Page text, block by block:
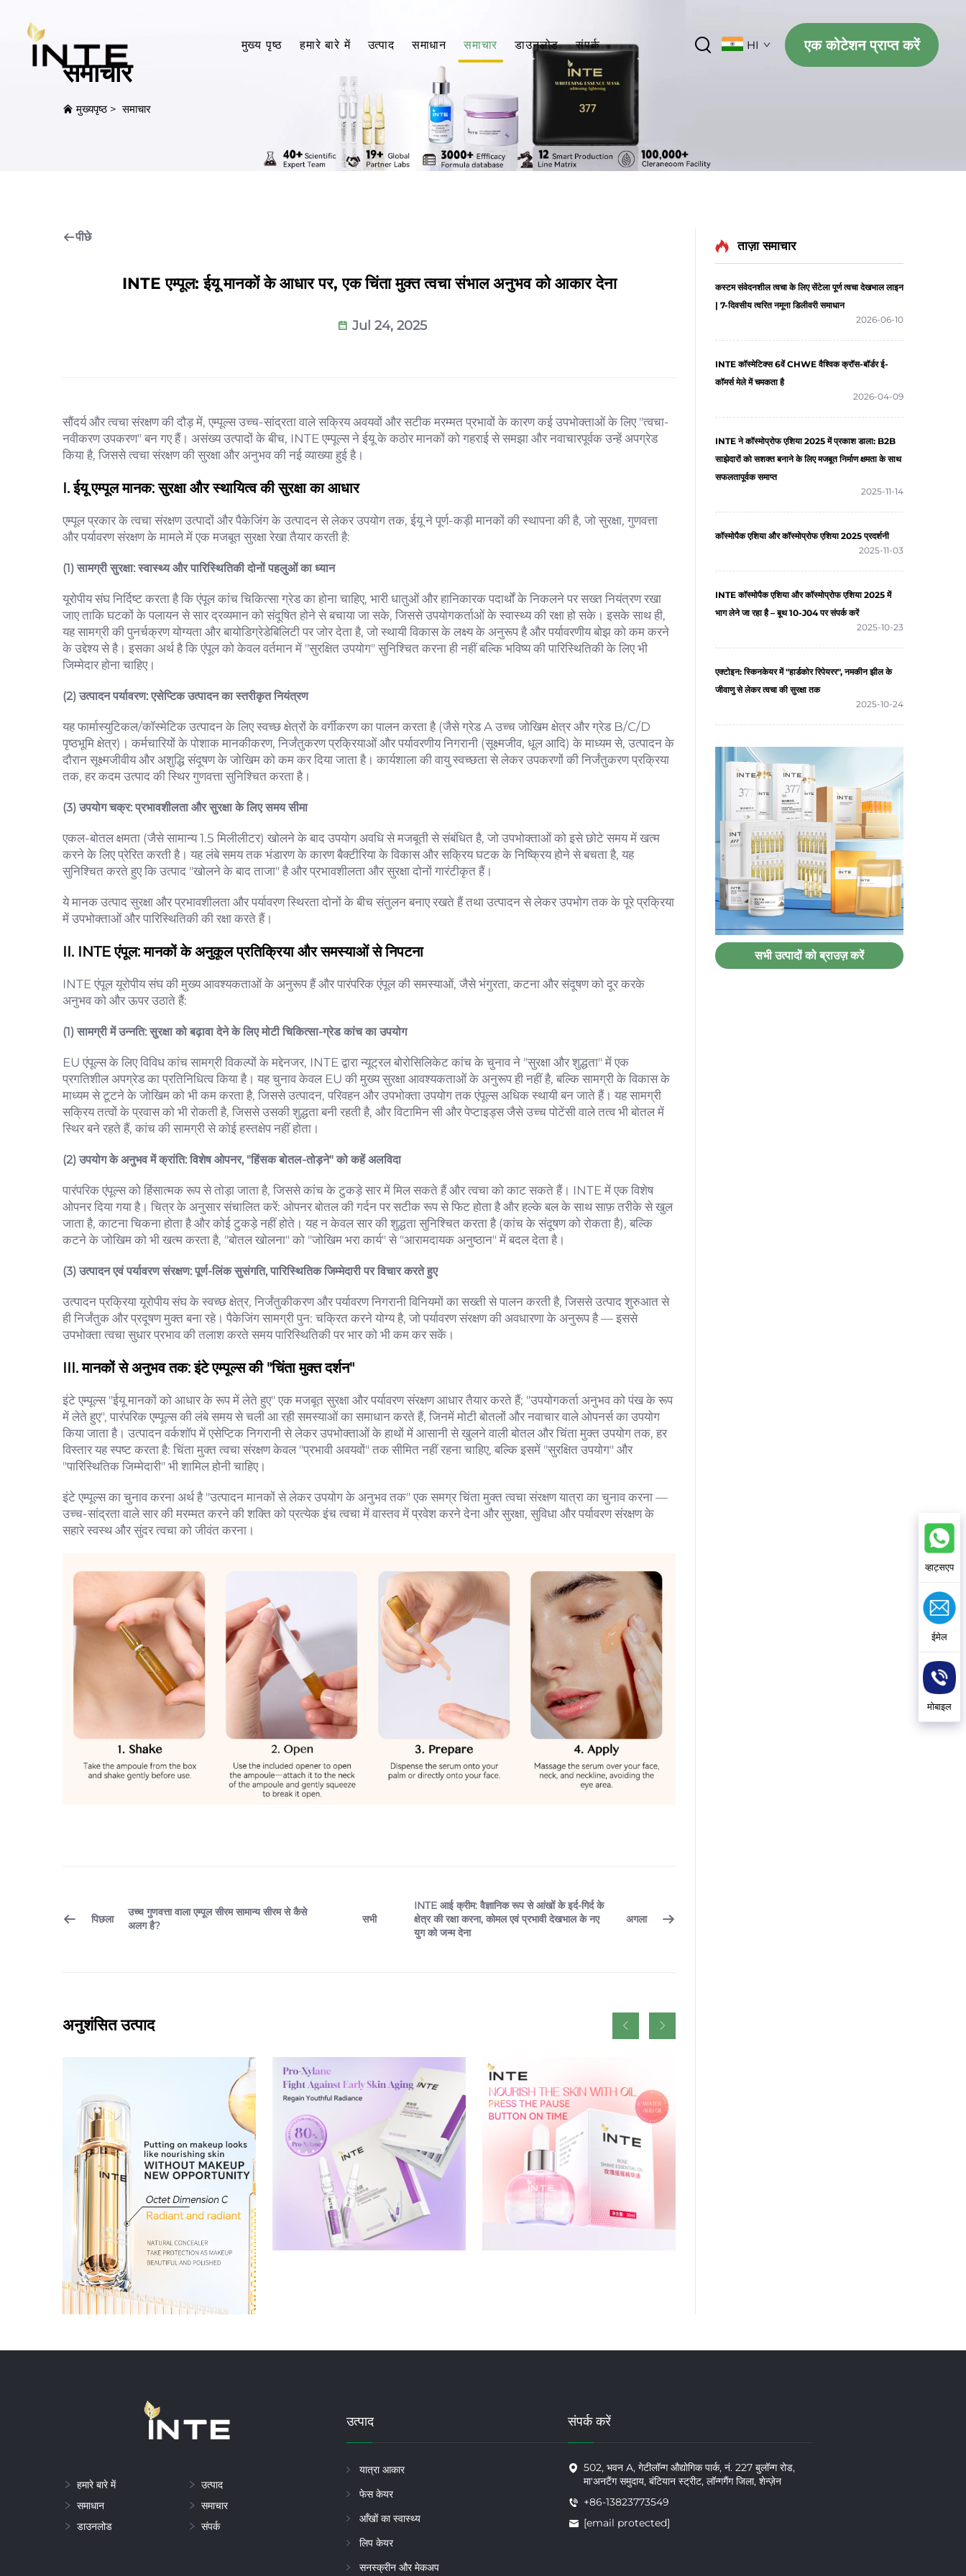
मुख्य पृष्ठ हमारे बारे में उत्पाद समाधान समाचार डाउनलोड संपर्क HI एक कोटेशन प्राप्त करें
समाचार
मुख्यपृष्ठ>समाचार
पीछे
INTE एम्पूल: ईयू मानकों के आधार पर, एक चिंता मुक्त त्वचा संभाल अनुभव को आकार देना
Jul 24, 2025
सौंदर्य और त्वचा संरक्षण की दौड़ में, एम्पूल्स उच्च-सांद्रता वाले सक्रिय अवयवों और सटीक मरम्मत प्रभावों के कारण कई उपभोक्ताओं के लिए "त्वचा-
नवीकरण उपकरण" बन गए हैं। असंख्य उत्पादों के बीच, INTE एम्पूल्स ने ईयू के कठोर मानकों को गहराई से समझा और नवाचारपूर्वक उन्हें अपग्रेड
किया है, जिससे त्वचा संरक्षण की सुरक्षा और अनुभव की नई व्याख्या हुई है।
I. ईयू एम्पूल मानक: सुरक्षा और स्थायित्व की सुरक्षा का आधार
एम्पूल प्रकार के त्वचा संरक्षण उत्पादों और पैकेजिंग के उत्पादन से लेकर उपयोग तक, ईयू ने पूर्ण-कड़ी मानकों की स्थापना की है, जो सुरक्षा, गुणवत्ता
और पर्यावरण संरक्षण के मामले में एक मजबूत सुरक्षा रेखा तैयार करती है:
(1) सामग्री सुरक्षा: स्वास्थ्य और पारिस्थितिकी दोनों पहलुओं का ध्यान
यूरोपीय संघ निर्दिष्ट करता है कि एंपूल कांच चिकित्सा ग्रेड का होना चाहिए, भारी धातुओं और हानिकारक पदार्थों के निकलने पर सख्त नियंत्रण रखा
जाए ताकि घटकों के पलायन से सार द्रव्यमान को संदूषित होने से बचाया जा सके, जिससे उपयोगकर्ताओं के स्वास्थ्य की रक्षा हो सके। इसके साथ ही,
यह सामग्री की पुनर्चक्रण योग्यता और बायोडिग्रेडेबिलिटी पर जोर देता है, जो स्थायी विकास के लक्ष्य के अनुरूप है और पर्यावरणीय बोझ को कम करने
के उद्देश्य से है। इसका अर्थ है कि एंपूल को केवल वर्तमान में "सुरक्षित उपयोग" सुनिश्चित करना ही नहीं बल्कि भविष्य की पारिस्थितिकी के लिए भी
जिम्मेदार होना चाहिए।
(2) उत्पादन पर्यावरण: एसेप्टिक उत्पादन का स्तरीकृत नियंत्रण
यह फार्मास्युटिकल/कॉस्मेटिक उत्पादन के लिए स्वच्छ क्षेत्रों के वर्गीकरण का पालन करता है (जैसे ग्रेड A उच्च जोखिम क्षेत्र और ग्रेड B/C/D
पृष्ठभूमि क्षेत्र)। कर्मचारियों के पोशाक मानकीकरण, निर्जंतुकरण प्रक्रियाओं और पर्यावरणीय निगरानी (सूक्ष्मजीव, धूल आदि) के माध्यम से, उत्पादन के
दौरान सूक्ष्मजीवीय और अशुद्धि संदूषण के जोखिम को कम कर दिया जाता है। कार्यशाला की वायु स्वच्छता से लेकर उपकरणों की निर्जंतुकरण प्रक्रिया
तक, हर कदम उत्पाद की स्थिर गुणवत्ता सुनिश्चित करता है।
(3) उपयोग चक्र: प्रभावशीलता और सुरक्षा के लिए समय सीमा
एकल-बोतल क्षमता (जैसे सामान्य 1.5 मिलीलीटर) खोलने के बाद उपयोग अवधि से मजबूती से संबंधित है, जो उपभोक्ताओं को इसे छोटे समय में खत्म
करने के लिए प्रेरित करती है। यह लंबे समय तक भंडारण के कारण बैक्टीरिया के विकास और सक्रिय घटक के निष्क्रिय होने से बचता है, यह
सुनिश्चित करते हुए कि उत्पाद "खोलने के बाद ताजा" है और प्रभावशीलता और सुरक्षा दोनों गारंटीकृत हैं।
ये मानक उत्पाद सुरक्षा और प्रभावशीलता और पर्यावरण स्थिरता दोनों के बीच संतुलन बनाए रखते हैं तथा उत्पादन से लेकर उपभोग तक के पूरे प्रक्रिया
में उपभोक्ताओं और पारिस्थितिकी की रक्षा करते हैं।
II. INTE एंपूल: मानकों के अनुकूल प्रतिक्रिया और समस्याओं से निपटना
INTE एंपूल यूरोपीय संघ की मुख्य आवश्यकताओं के अनुरूप हैं और पारंपरिक एंपूल की समस्याओं, जैसे भंगुरता, कटना और संदूषण को दूर करके
अनुभव को और ऊपर उठाते हैं:
(1) सामग्री में उन्नति: सुरक्षा को बढ़ावा देने के लिए मोटी चिकित्सा-ग्रेड कांच का उपयोग
EU एंपूल्स के लिए विविध कांच सामग्री विकल्पों के मद्देनजर, INTE द्वारा न्यूट्रल बोरोसिलिकेट कांच के चुनाव ने "सुरक्षा और शुद्धता" में एक
प्रगतिशील अपग्रेड का प्रतिनिधित्व किया है। यह चुनाव केवल EU की मुख्य सुरक्षा आवश्यकताओं के अनुरूप ही नहीं है, बल्कि सामग्री के विकास के
माध्यम से टूटने के जोखिम को भी कम करता है, जिससे उत्पादन, परिवहन और उपभोक्ता उपयोग तक एंपूल्स अधिक स्थायी बन जाते हैं। यह सामग्री
सक्रिय तत्वों के प्रवास को भी रोकती है, जिससे उसकी शुद्धता बनी रहती है, और विटामिन सी और पेप्टाइड्स जैसे उच्च पोटेंसी वाले तत्व भी बोतल में
स्थिर बने रहते हैं, कांच की सामग्री से कोई हस्तक्षेप नहीं होता।
(2) उपयोग के अनुभव में क्रांति: विशेष ओपनर, "हिंसक बोतल-तोड़ने" को कहें अलविदा
पारंपरिक एंपूल्स को हिंसात्मक रूप से तोड़ा जाता है, जिससे कांच के टुकड़े सार में मिल सकते हैं और त्वचा को काट सकते हैं। INTE में एक विशेष
ओपनर दिया गया है। चित्र के अनुसार संचालित करें: ओपनर बोतल की गर्दन पर सटीक रूप से फिट होता है और हल्के बल के साथ साफ़ तरीके से खुल
जाता है, काटना चिकना होता है और कोई टुकड़े नहीं होते। यह न केवल सार की शुद्धता सुनिश्चित करता है (कांच के संदूषण को रोकता है), बल्कि
कटने के जोखिम को भी खत्म करता है, "बोतल खोलना" को "जोखिम भरा कार्य" से "आरामदायक अनुष्ठान" में बदल देता है।
(3) उत्पादन एवं पर्यावरण संरक्षण: पूर्ण-लिंक सुसंगति, पारिस्थितिक जिम्मेदारी पर विचार करते हुए
उत्पादन प्रक्रिया यूरोपीय संघ के स्वच्छ क्षेत्र, निर्जंतुकीकरण और पर्यावरण निगरानी विनियमों का सख्ती से पालन करती है, जिससे उत्पाद शुरुआत से
ही निर्जंतुक और प्रदूषण मुक्त बना रहे। पैकेजिंग सामग्री पुन: चक्रित करने योग्य है, जो पर्यावरण संरक्षण की अवधारणा के अनुरूप है — इससे
उपभोक्ता त्वचा सुधार प्रभाव की तलाश करते समय पारिस्थितिकी पर भार को भी कम कर सकें।
III. मानकों से अनुभव तक: इंटे एम्पूल्स की "चिंता मुक्त दर्शन"
इंटे एम्पूल्स "ईयू मानकों को आधार के रूप में लेते हुए" एक मजबूत सुरक्षा और पर्यावरण संरक्षण आधार तैयार करते हैं; "उपयोगकर्ता अनुभव को पंख के रूप
में लेते हुए", पारंपरिक एम्पूल्स की लंबे समय से चली आ रही समस्याओं का समाधान करते हैं, जिनमें मोटी बोतलों और नवाचार वाले ओपनर्स का उपयोग
किया जाता है। उत्पादन वर्कशॉप में एसेप्टिक निगरानी से लेकर उपभोक्ताओं के हाथों में आसानी से खुलने वाली बोतल और चिंता मुक्त उपयोग तक, हर
विस्तार यह स्पष्ट करता है: चिंता मुक्त त्वचा संरक्षण केवल "प्रभावी अवयवों" तक सीमित नहीं रहना चाहिए, बल्कि इसमें "सुरक्षित उपयोग" और
"पारिस्थितिक जिम्मेदारी" भी शामिल होनी चाहिए।
इंटे एम्पूल्स का चुनाव करना अर्थ है "उत्पादन मानकों से लेकर उपयोग के अनुभव तक" एक समग्र चिंता मुक्त त्वचा संरक्षण यात्रा का चुनाव करना —
उच्च-सांद्रता वाले सार की मरम्मत करने की शक्ति को प्रत्येक इंच त्वचा में वास्तव में प्रवेश करने देना और सुरक्षा, सुविधा और पर्यावरण संरक्षण के
सहारे स्वस्थ और सुंदर त्वचा को जीवंत करना।
पिछला
उच्च गुणवत्ता वाला एम्पूल सीरम सामान्य सीरम से कैसे
अलग है?
सभी
INTE आई क्रीम: वैज्ञानिक रूप से आंखों के इर्द-गिर्द के
क्षेत्र की रक्षा करना, कोमल एवं प्रभावी देखभाल के नए
युग को जन्म देना
अगला
अनुशंसित उत्पाद
ताज़ा समाचार
कस्टम संवेदनशील त्वचा के लिए सेंटेला पूर्ण त्वचा देखभाल लाइन
| 7-दिवसीय त्वरित नमूना डिलीवरी समाधान
2026-06-10
INTE कॉस्मेटिक्स 6वें CHWE वैश्विक क्रॉस-बॉर्डर ई-
कॉमर्स मेले में चमकता है
2026-04-09
INTE ने कॉस्मोप्रोफ एशिया 2025 में प्रकाश डाला: B2B
साझेदारों को सशक्त बनाने के लिए मजबूत निर्माण क्षमता के साथ
सफलतापूर्वक समाप्त
2025-11-14
कॉस्मोपैक एशिया और कॉस्मोप्रोफ एशिया 2025 प्रदर्शनी
2025-11-03
INTE कॉस्मोपैक एशिया और कॉस्मोप्रोफ एशिया 2025 में
भाग लेने जा रहा है – बूथ 10-J04 पर संपर्क करें
2025-10-23
एक्टोइन: स्किनकेयर में "हार्डकोर रिपेयरर", नमकीन झील के
जीवाणु से लेकर त्वचा की सुरक्षा तक
2025-10-24
सभी उत्पादों को ब्राउज़ करें
व्हाट्सएप
ईमेल
मोबाइल
हमारे बारे में
उत्पाद
समाधान
समाचार
डाउनलोड
संपर्क
उत्पाद
यात्रा आकार
फेस केयर
आँखों का स्वास्थ्य
लिप केयर
सनस्क्रीन और मेकअप
संपर्क करें
502, भवन A, गेटीलॉन्ग औद्योगिक पार्क, नं. 227 बुलॉन्ग रोड,
मा'अनटैंग समुदाय, बंटियान स्ट्रीट, लॉन्गगैंग जिला, शेन्ज़ेन
+86-13823773549
[email protected]